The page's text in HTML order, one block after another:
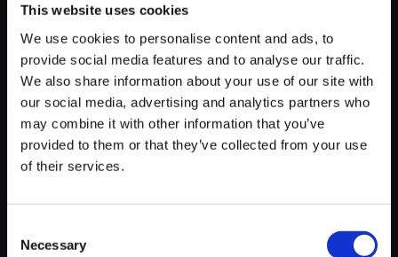
This website uses cookies
We use cookies to personalise content and ads, to
provide social media features and to analyse our traffic.
We also share information about your use of our site with
our social media, advertising and analytics partners who
may combine it with other information that you’ve
provided to them or that they’ve collected from your use
of their services.
Selection
Necessary
【単曲】ブレス オブ ファイア3
サウンドコレクション Pure Ag
ain ～Staff Roll～